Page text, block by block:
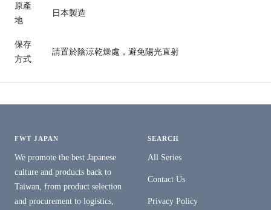
原產
地
日本製造
保存
方式
請置於陰涼乾燥處，避免陽光直射
FWT JAPAN
We promote the best Japanese
culture and products back to
Taiwan, from product selection
and procurement to logistics,
SEARCH
All Series
Contact Us
Privacy Policy